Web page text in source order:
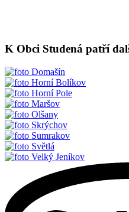
K Obci Studená patří
Domašín
Horní Bolíkov
Horní Pole
Maršov
Olšany
Skrýchov
Sumrakov
Světlá
Velký Jeníkov